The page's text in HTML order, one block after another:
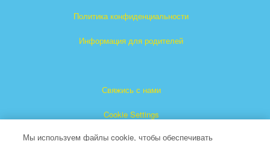
Политика конфиденциальности
Информация для родителей
Свяжись с нами
Cookie Settings
Мы используем файлы cookie, чтобы обеспечивать